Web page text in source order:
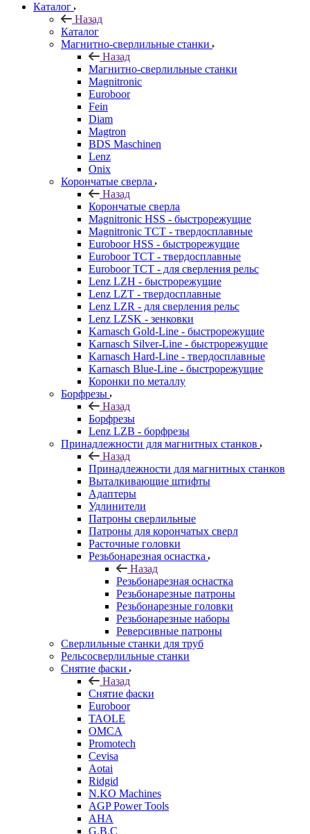
Каталог
Назад
Каталог
Магнитно-сверлильные станки
Назад
Магнитно-сверлильные станки
Magnitronic
Euroboor
Fein
Diam
Magtron
BDS Maschinen
Lenz
Onix
Корончатые сверла
Назад
Корончатые сверла
Magnitronic HSS - быстрорежущие
Magnitronic TCT - твердосплавные
Euroboor HSS - быстрорежущие
Euroboor TCT - твердосплавные
Euroboor TCT - для сверления рельс
Lenz LZH - быстрорежущие
Lenz LZT - твердосплавные
Lenz LZR - для сверления рельс
Lenz LZSK - зенковки
Karnasch Gold-Line - быстрорежущие
Karnasch Silver-Line - быстрорежущие
Karnasch Hard-Line - твердосплавные
Karnasch Blue-Line - быстрорежущие
Коронки по металлу
Борфрезы
Назад
Борфрезы
Lenz LZB - борфрезы
Принадлежности для магнитных станков
Назад
Принадлежности для магнитных станков
Выталкивающие штифты
Адаптеры
Удлинители
Патроны сверлильные
Патроны для корончатых сверл
Расточные головки
Резьбонарезная оснастка
Назад
Резьбонарезная оснастка
Резьбонарезные патроны
Резьбонарезные головки
Резьбонарезные наборы
Реверсивные патроны
Сверлильные станки для труб
Рельсосверлильные станки
Снятие фаски
Назад
Снятие фаски
Euroboor
TAOLE
OMCA
Promotech
Cevisa
Aotai
Ridgid
N.KO Machines
AGP Power Tools
AHA
G.B.C